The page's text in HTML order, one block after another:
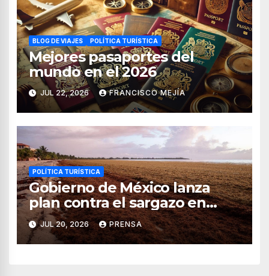
BLOG DE VIAJES POLÍTICA TURÍSTICA
Mejores pasaportes del
mundo en el 2026
JUL 22, 2026 FRANCISCO MEJÍA
POLÍTICA TURÍSTICA
Gobierno de México lanza
plan contra el sargazo en
playas de Quintana Roo
JUL 20, 2026 PRENSA